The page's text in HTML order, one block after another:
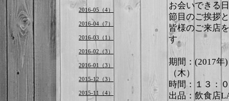
お会いできる
節目のご挨拶
皆様のご来店
す。
期間：(2017年
（木）
時間：１３：
出品：飲食店
2016-05（4）
2016-04（7）
2016-03（1）
2016-02（3）
2016-01（3）
2015-12（3）
2015-11（4）